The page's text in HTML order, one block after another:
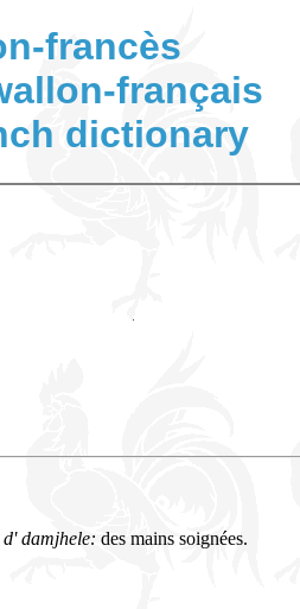
francès
français
dictionary
d' damjhele: des mains soignées.